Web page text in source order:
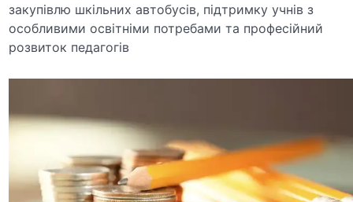
закупівлю шкільних автобусів, підтримку учнів з
особливими освітніми потребами та професійний
розвиток педагогів